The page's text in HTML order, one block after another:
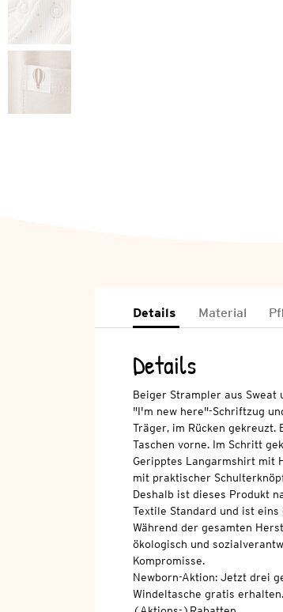
Details Material
Details
Beiger Strampler aus
"I'm new here"-Schriftzug
Träger, im Rücken gekreuzt.
Taschen vorne. Im Schritt
Geripptes Langarmshirt mit
mit praktischer
Deshalb ist dieses Produkt
Textile Standard und ist
Während der gesamten
ökologisch und
Kompromisse.
Newborn-Aktion: Jetzt drei
Windeltasche gratis